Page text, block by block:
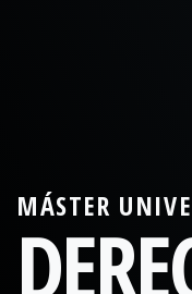
MÁSTER